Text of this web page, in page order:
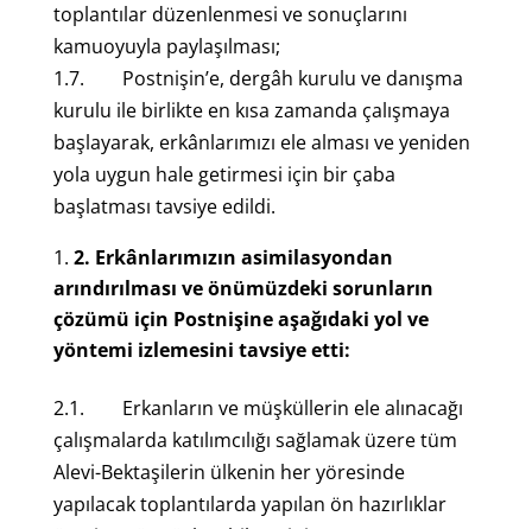
toplantılar düzenlenmesi ve sonuçlarını
kamuoyuyla paylaşılması;
1.7. Postnişin’e, dergâh kurulu ve danışma
kurulu ile birlikte en kısa zamanda çalışmaya
başlayarak, erkânlarımızı ele alması ve yeniden
yola uygun hale getirmesi için bir çaba
başlatması tavsiye edildi.
2. Erkânlarımızın asimilasyondan
arındırılması ve önümüzdeki sorunların
çözümü için Postnişine aşağıdaki yol ve
yöntemi izlemesini tavsiye etti:
2.1. Erkanların ve müşküllerin ele alınacağı
çalışmalarda katılımcılığı sağlamak üzere tüm
Alevi-Bektaşilerin ülkenin her yöresinde
yapılacak toplantılarda yapılan ön hazırlıklar